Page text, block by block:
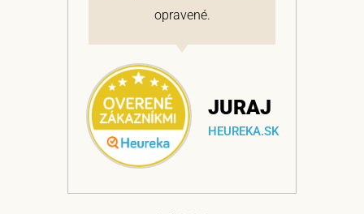
opravené.
JURAJ
HEUREKA.SK